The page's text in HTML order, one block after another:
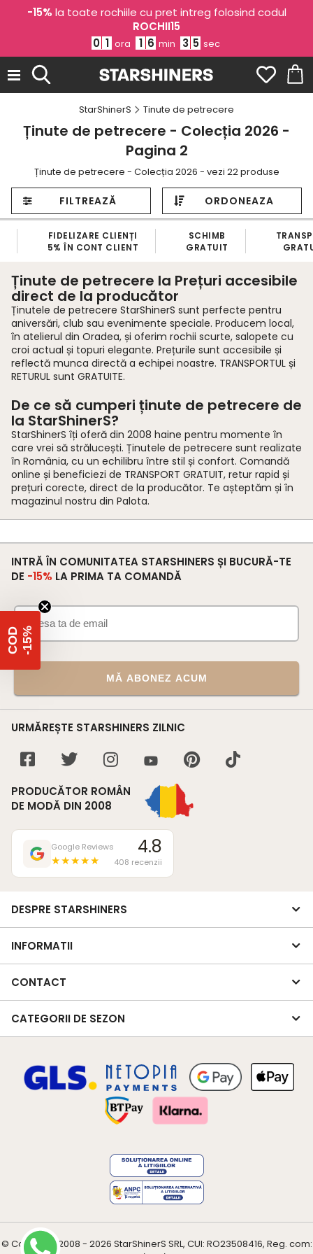
-15% la toate rochiile cu pret intreg folosind codul
ROCHII15
0 1 ora 1 6 min 3 5 sec
StarShinerS Tinute de petrecere
Ținute de petrecere - Colecția 2026 -
Pagina 2
Ținute de petrecere - Colecția 2026 - vezi 22 produse
FILTREAZĂ ORDONEAZA
FIDELIZARE CLIENȚI
5% ÎN CONT CLIENT
SCHIMB
GRATUIT
Ținute de petrecere la Prețuri accesibile
direct de la producător
Ținutele de petrecere StarShinerS sunt perfecte pentru
aniversări, club sau evenimente speciale. Producem local,
în atelierul din Oradea, și oferim rochii scurte, salopete cu
croi actual și topuri elegante. Prețurile sunt accesibile și
reflectă munca directă a echipei noastre. TRANSPORTUL și
RETURUL sunt GRATUITE.
De ce să cumperi ținute de petrecere de
la StarShinerS?
StarShinerS îți oferă din 2008 haine pentru momente în
care vrei să strălucești. Ținutele de petrecere sunt realizate
în România, cu un echilibru între stil și confort. Comandă
online și beneficiezi de TRANSPORT GRATUIT, retur rapid și
prețuri corecte, direct de la producător. Te așteptăm și în
magazinul nostru din Palota.
INTRĂ ÎN COMUNITATEA STARSHINERS ȘI BUCURĂ-TE
DE -15% LA PRIMA TA COMANDĂ
MĂ ABONEZ ACUM
URMĂREȘTE STARSHINERS ZILNIC
PRODUCĂTOR ROMÂN
DE MODĂ DIN 2008
Google Reviews
★★★★★
4.8
408 recenzii
DESPRE STARSHINERS
INFORMATII
CONTACT
CATEGORII DE SEZON
© Copyright 2008 - 2026 StarShinerS SRL, CUI: RO23508416, Reg. com:
C
O
D
-
1
5 %